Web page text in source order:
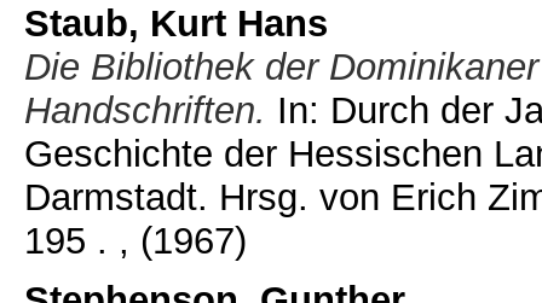
Staub, Kurt Hans
Die Bibliothek der
Handschriften. In: Durch der
Geschichte der Hessischen
Darmstadt. Hrsg. von Erich
195 . , (1967)